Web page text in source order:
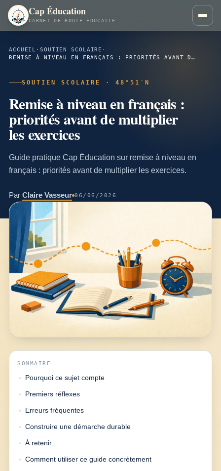
Cap Éducation
CARNET DE ROUTE ÉDUCATIF
ACCUEIL ·SOUTIEN SCOLAIRE ·
REMISE À NIVEAU EN FRANÇAIS : PRIORITÉS AVANT DE MULTIPLIER LES EXERCICES
SOUTIEN SCOLAIRE · 48°51′N
Remise à niveau en français :
priorités avant de multiplier
les exercices
Guide pratique Cap Éducation sur remise à niveau en
français : priorités avant de multiplier les exercices.
Par Claire Vasseur 06/06/2026
SOMMAIRE
Pourquoi ce sujet compte
Premiers réflexes
Erreurs fréquentes
Construire une démarche durable
À retenir
Comment utiliser ce guide concrètement